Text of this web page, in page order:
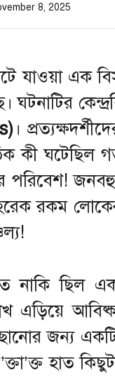
8, 2025
যাওয়া এক
ঘটনাটির
।
কী
পরিবেশ!
রকম
নাকি ছিল
এড়িয়ে
জন্য
হাত